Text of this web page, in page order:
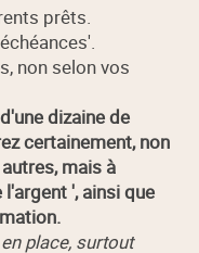
prêts.
non selon vos
dizaine de
certainement, non
mais à
', ainsi que
place, surtout